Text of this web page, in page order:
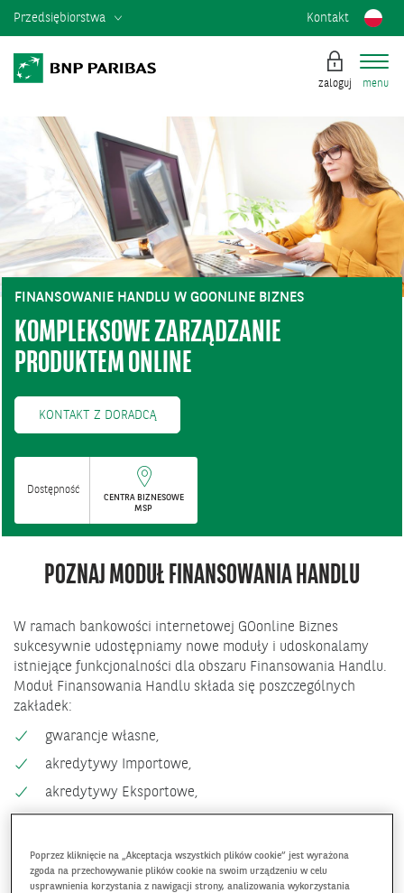
Przedsiębiorstwa Kontakt
zaloguj menu
FINANSOWANIE HANDLU W GOONLINE BIZNES
KOMPLEKSOWE ZARZĄDZANIE
PRODUKTEM ONLINE
KONTAKT Z DORADCĄ
Dostępność
CENTRA BIZNESOWE
MSP
POZNAJ MODUŁ FINANSOWANIA HANDLU
W ramach bankowości internetowej GOonline Biznes
sukcesywnie udostępniamy nowe moduły i udoskonalamy
istniejące funkcjonalności dla obszaru Finansowania Handlu.
Moduł Finansowania Handlu składa się poszczególnych
zakładek:
gwarancje własne,
akredytywy Importowe,
akredytywy Eksportowe,
inkasa Eksportowe.
Poprzez kliknięcie na „Akceptacja wszystkich plików cookie” jest wyrażona
zgoda na przechowywanie plików cookie na swoim urządzeniu w celu
usprawnienia korzystania z nawigacji strony, analizowania wykorzystania